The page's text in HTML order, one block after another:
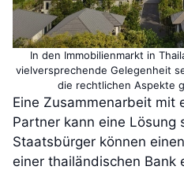
In den Immobilienmarkt in
vielversprechende Gelegenheit
die rechtlichen Aspekte
Eine Zusammenarbeit mit
Partner kann eine Lösung
Staatsbürger können
einer thailändischen Bank